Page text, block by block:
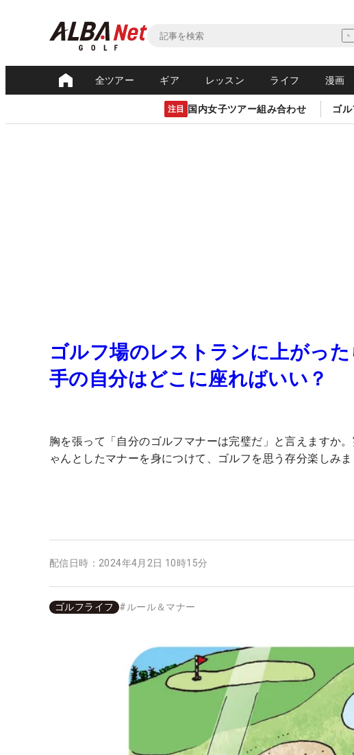
全ツアー ギア レッスン ライフ 漫画
注目 国内女子ツアー組み合わせ ゴ
ゴルフ場のレストランに上がっ
手の自分はどこに座ればいい？
胸を張って「自分のゴルフマナーは完璧だ」と言えますか
ゃんとしたマナーを身につけて、ゴルフを思う存分楽しみま
配信日時： 2024年4月2日 10時15分
ゴルフライフ #ルール＆マナー